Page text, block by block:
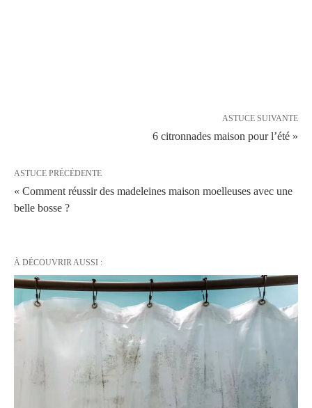
ASTUCE SUIVANTE
6 citronnades maison pour l’été »
ASTUCE PRÉCÉDENTE
« Comment réussir des madeleines maison moelleuses avec une
belle bosse ?
À DÉCOUVRIR AUSSI :